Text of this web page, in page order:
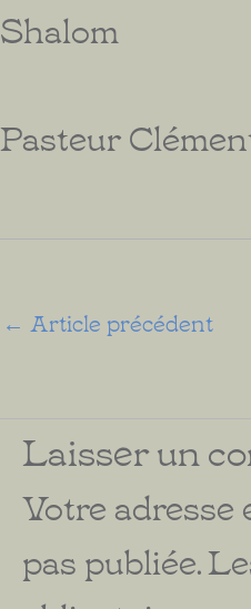
Shalom
Pasteur
← Article précédent
Laisser un
Votre adresse
pas publiée.